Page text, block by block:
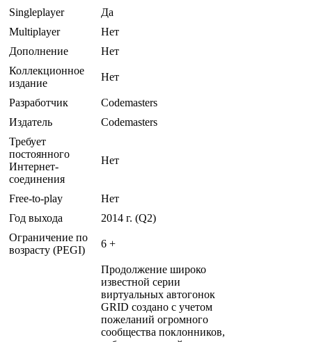
Singleplayer
Да
Multiplayer
Нет
Дополнение
Нет
Коллекционное
издание
Нет
Разработчик
Codemasters
Издатель
Codemasters
Требует
постоянного
Интернет-
соединения
Нет
Free-to-play
Нет
Год выхода
2014 г. (Q2)
Ограничение по
возрасту (PEGI)
6 +
Продолжение широко
известной серии
виртуальных автогонок
GRID создано с учетом
пожеланий огромного
сообщества поклонников,